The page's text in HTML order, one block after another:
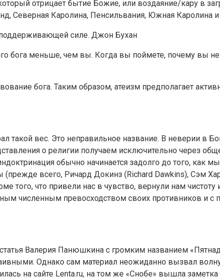
отрицает бытие Божие, или воздаяние/кару в
Северная Каролина, Пенсильвания, Южная Каролина
поддерживающей силе. Джон Бухан
бога меньше, чем вы. Когда вы поймете, почему вы
бога. Таким образом, атеизм предполагает
такой вес. Это неправильное название. В неверии в
о религии получаем исключительно через
обычно начинается задолго до того, как
всего, Ричард Докинз (Richard Dawkins), Сэм
того, что привели нас в чувство, вернули нам
численным превосходством своих противников и
Валерия Панюшкина с громким названием
Однако сам материал неожиданно вызвал волну
на сайте Lenta.ru, на том же «Снобе» вышла